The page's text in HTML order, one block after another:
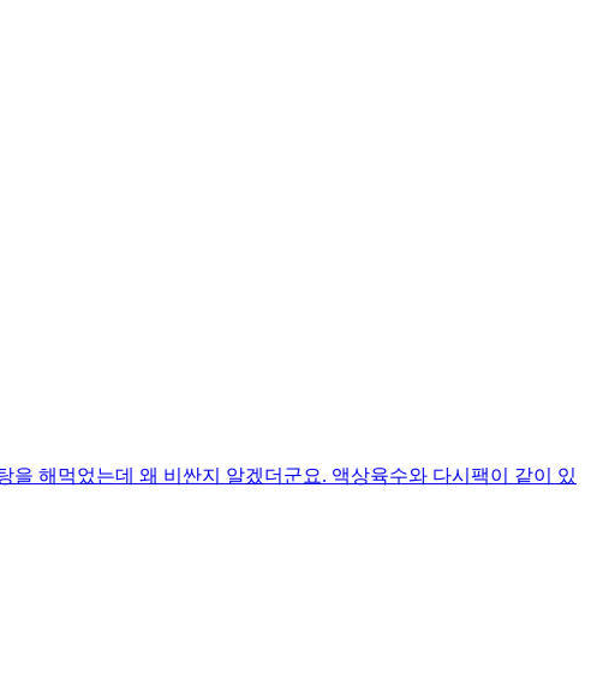
해먹었는데 왜 비싼지 알겠더군요. 액상육수와 다시팩이 같이 있